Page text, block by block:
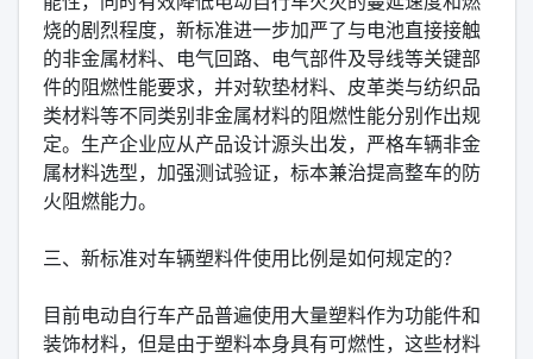
烧的剧烈程度，新标准进一步加严了与电池直接接触
的非金属材料、电气回路、电气部件及导线等关键部
件的阻燃性能要求，并对软垫材料、皮革类与纺织品
类材料等不同类别非金属材料的阻燃性能分别作出规
定。生产企业应从产品设计源头出发，严格车辆非金
属材料选型，加强测试验证，标本兼治提高整车的防
火阻燃能力。
三、新标准对车辆塑料件使用比例是如何规定的？
目前电动自行车产品普遍使用大量塑料作为功能件和
装饰材料，但是由于塑料本身具有可燃性，这些材料